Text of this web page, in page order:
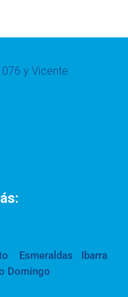
y Vicente
Esmeraldas
Ibarra
Domingo